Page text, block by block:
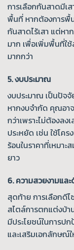
การเลือกกันสาดมีเ
พื้นที่ หากต้องการพื้
กันสาดไร้เสา แต่หา
มาก เพื่อเพิ่มพื้นที่ใ
มากกว่า
5. งบประมาณ
งบประมาณ เป็นปัจ
หากงบจำกัด คุณอา
กว่าเพราะไม่ต้องลง
ประหยัด เช่น ใช้โค
ร้อนในราคาที่เหมา
ยาว
6. ความสวยงามแล
สุดท้าย การเลือกดี
สไตล์การตกแต่งบ้า
มีประโยชน์ในการป
และเสริมเอกลักษณ์